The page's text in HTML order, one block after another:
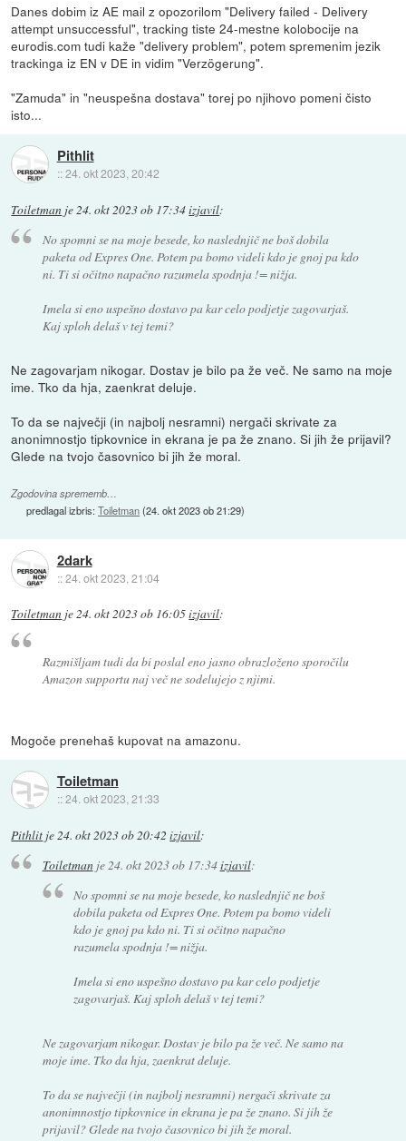
Danes dobim iz AE mail z opozorilom "Delivery failed - Delivery
attempt unsuccessful", tracking tiste 24-mestne kolobocije na
eurodis.com tudi kaže "delivery problem", potem spremenim jezik
trackinga iz EN v DE in vidim "Verzögerung".
"Zamuda" in "neuspešna dostava" torej po njihovo pomeni čisto
isto...
Pithlit
::24. okt 2023, 20:42
Toiletman je24. okt 2023 ob 17:34izjavil:
No spomni se na moje besede, ko naslednjič ne boš dobila
paketa od Expres One. Potem pa bomo videli kdo je gnoj pa kdo
ni. Ti si očitno napačno razumela spodnja != nižja.
Imela si eno uspešno dostavo pa kar celo podjetje zagovarjaš.
Kaj sploh delaš v tej temi?
Ne zagovarjam nikogar. Dostav je bilo pa že več. Ne samo na moje
ime. Tko da hja, zaenkrat deluje.
To da se največji (in najbolj nesramni) nergači skrivate za
anonimnostjo tipkovnice in ekrana je pa že znano. Si jih že prijavil?
Glede na tvojo časovnico bi jih že moral.
Zgodovina sprememb…
predlagal izbris:Toiletman(24. okt 2023 ob 21:29)
2dark
::24. okt 2023, 21:04
Toiletman je24. okt 2023 ob 16:05izjavil:
Razmišljam tudi da bi poslal eno jasno obrazloženo sporočilu
Amazon supportu naj več ne sodelujejo z njimi.
Mogoče prenehaš kupovat na amazonu.
Toiletman
::24. okt 2023, 21:33
Pithlit je24. okt 2023 ob 20:42 izjavil:
Toiletmanje24. okt 2023 ob 17:34izjavil:
No spomni se na moje besede, ko naslednjič ne boš
dobila paketa od Expres One. Potem pa bomo videli
kdo je gnoj pa kdo ni. Ti si očitno napačno
razumela spodnja != nižja.
Imela si eno uspešno dostavo pa kar celo podjetje
zagovarjaš. Kaj sploh delaš v tej temi?
Ne zagovarjam nikogar. Dostav je bilo pa že več. Ne samo na
moje ime. Tko da hja, zaenkrat deluje.
To da se največji (in najbolj nesramni) nergači skrivate za
anonimnostjo tipkovnice in ekrana je pa že znano. Si jih že
prijavil? Glede na tvojo časovnico bi jih že moral.